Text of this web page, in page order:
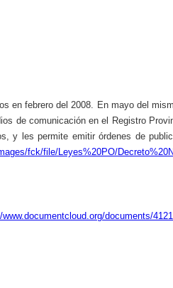
en febrero del 2008. En mayo del
de comunicación en el Registro
y les permite emitir órdenes de
fck/file/Leyes%20PO/
www.documentcloud.org/documents/